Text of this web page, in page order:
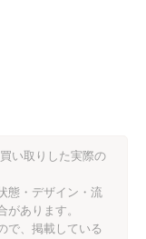
い取りした実際の
態・デザイン・流
あります。
で、掲載している